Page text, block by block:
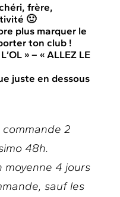
frère,
🙂
plus marquer le
ton club !
» – « ALLEZ LE
juste en dessous
2
48h.
4 jours
sauf les